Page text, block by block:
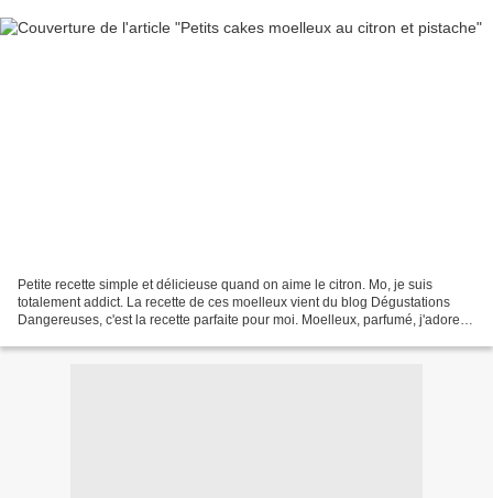
Petite recette simple et délicieuse quand on aime le citron. Mo, je suis
totalement addict. La recette de ces moelleux vient du blog Dégustations
Dangereuses, c'est la recette parfaite pour moi. Moelleux, parfumé, j'adore et